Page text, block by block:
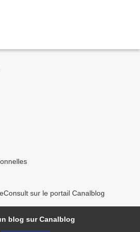
sur le portail Canalblog
blog sur Canalblog